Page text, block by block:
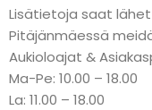
Lisätietoja saat
Pitäjänmäessä
Aukioloajat &
Ma-Pe: 10.00 – 18.00
La: 11.00 – 18.00